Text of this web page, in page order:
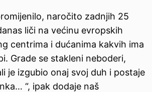
naročito zadnjih 25
liči na većinu evropskih
centrima i dućanima kakvih ima
Grade se stakleni neboderi,
je izgubio onaj svoj duh i postaje
“, ipak dodaje naš